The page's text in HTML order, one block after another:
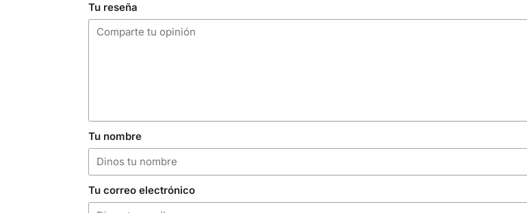
Tu reseña
Tu nombre
Tu correo electrónico